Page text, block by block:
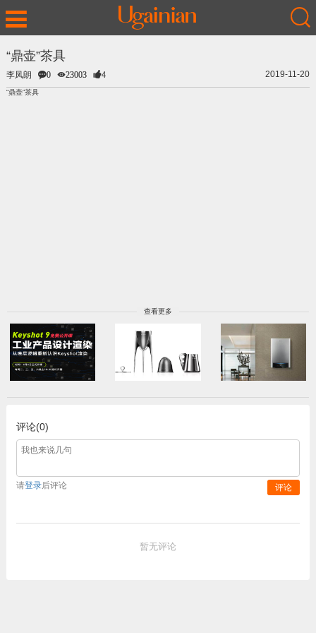
“鼎壶”茶具
李凤朗 0 23003 4 2019-11-20
“鼎壶”茶具
查看更多
评论(0)
请登录后评论 评论
暂无评论